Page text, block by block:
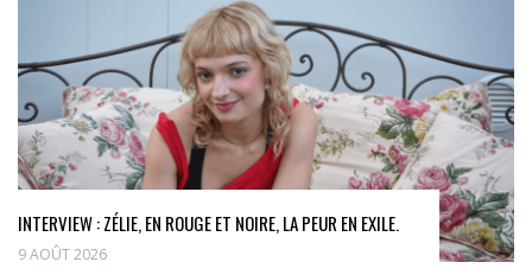
INTERVIEW : ZÉLIE, EN ROUGE ET NOIRE, LA PEUR EN EXILE.
9 AOÛT 2026